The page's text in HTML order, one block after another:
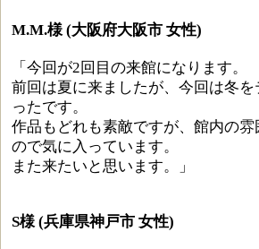
M.M.様 (大阪府大阪市 女性)
「今回が2回目の来館になります。
前回は夏に来ましたが、今回は冬
ったです。
作品もどれも素敵ですが、館内の
ので気に入っています。
また来たいと思います。」
S様 (兵庫県神戸市 女性)